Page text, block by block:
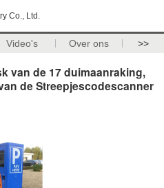
Co., Ltd.
Video's Over ons >>
van de 17 duimaanraking,
de Streepjescodescanner